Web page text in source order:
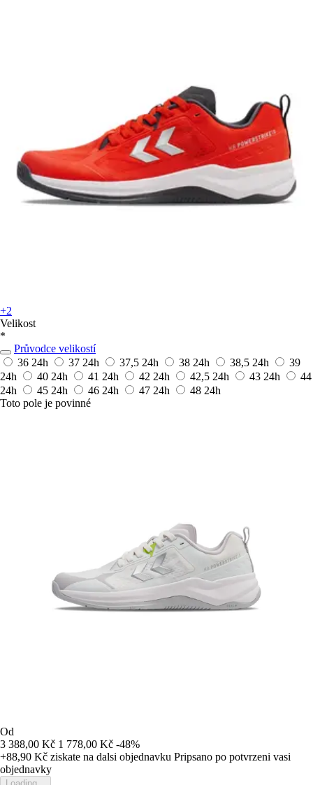
+2
Velikost
*
Průvodce velikostí
36 24h 37 24h 37,5 24h 38 24h 38,5 24h
39
24h
40 24h 41 24h 42 24h 42,5 24h 43 24h
44
24h
45 24h 46 24h 47 24h 48 24h
Toto pole je povinné
Od
3 388,00 Kč 1 778,00 Kč -48%
+88,90 Kč ziskate na dalsi objednavku Pripsano po potvrzeni vasi
objednavky